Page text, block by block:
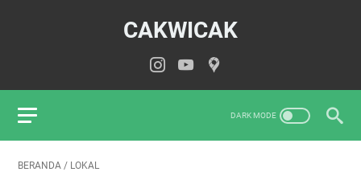
CAKWICAK
BERANDA / LOKAL